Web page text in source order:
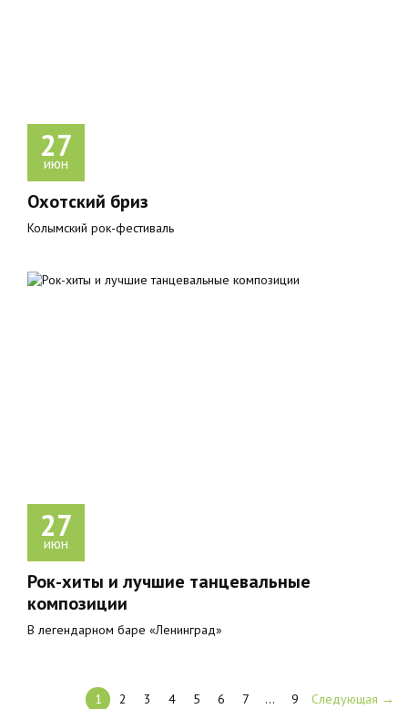
27
июн
Охотский бриз
Колымский рок-фестиваль
27
июн
Рок-хиты и лучшие танцевальные
композиции
В легендарном баре «Ленинград»
1 2 3 4 5 6 7 … 9 Следующая →